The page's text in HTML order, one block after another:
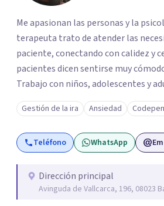
Me apasionan las personas y la
terapeuta trato de atender las
paciente, conectando con calidez y
pacientes dicen sentirse muy
Trabajo con niños, adolescentes y
Gestión de la ira Ansiedad
Teléfono WhatsApp
Dirección principal
Avinguda de Vallcarca, 196, 08023